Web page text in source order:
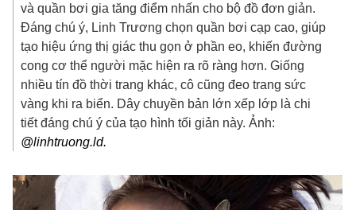
và quần bơi gia tăng điểm nhấn cho bộ đồ đơn giản.
Đáng chú ý, Linh Trương chọn quần bơi cạp cao, giúp
tạo hiệu ứng thị giác thu gọn ở phần eo, khiến đường
cong cơ thể người mặc hiện ra rõ ràng hơn. Giống
nhiều tín đồ thời trang khác, cô cũng đeo trang sức
vàng khi ra biển. Dây chuyền bản lớn xếp lớp là chi
tiết đáng chú ý của tạo hình tối giản này. Ảnh:
@linhtruong.ld.